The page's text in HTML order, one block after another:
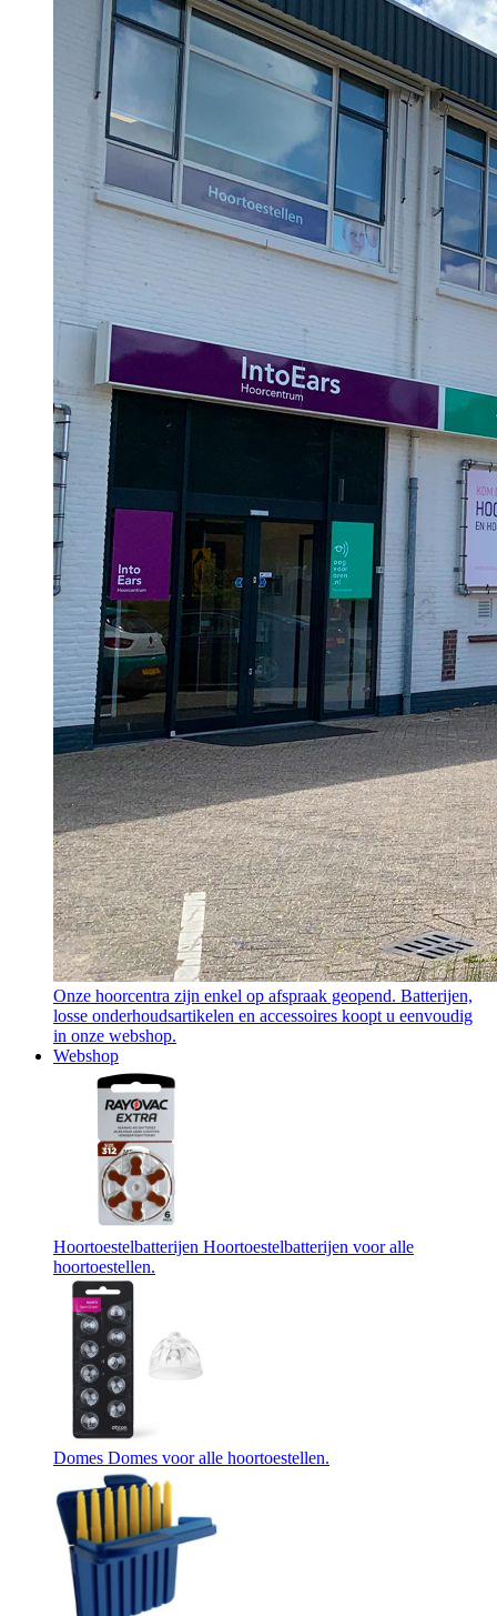
Onze hoorcentra zijn enkel op afspraak geopend. Batterijen,
losse onderhoudsartikelen en accessoires koopt u eenvoudig
in onze webshop.
Webshop
Hoortoestelbatterijen Hoortoestelbatterijen voor alle
hoortoestellen.
Domes Domes voor alle hoortoestellen.